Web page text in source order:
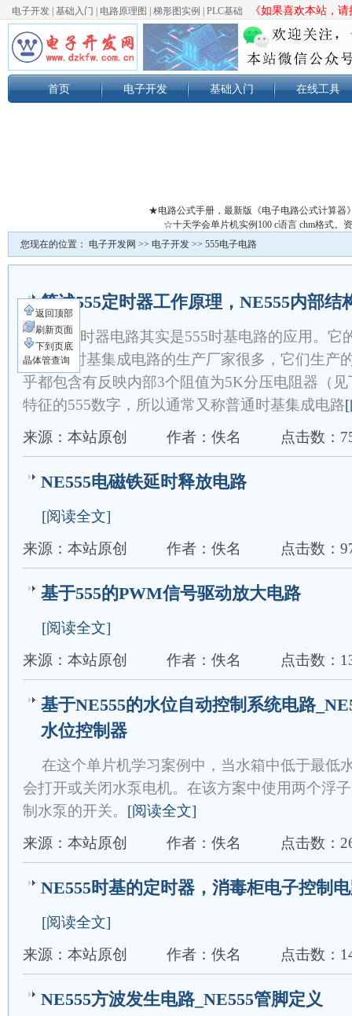
电子开发 基础入门 电路原理图 梯形图实例 PLC基础 《如果喜欢本站，
首页 电子开发 基础入门 在线工具
★电路公式手册，最新版《电子电路公式计算器
☆十天学会单片机实例100 c语言 chm格式。
您现在的位置： 电子开发网 >> 电子开发 >> 555电子电路
简述555定时器工作原理，NE555内部结
555定时器电路其实是555时基电路的应用。它
路 由于时基集成电路的生产厂家很多，它们生产
乎都包含有反映内部3个阻值为5K分压电阻器（
特征的555数字，所以通常又称普通时基集成电路
来源：本站原创
作者：佚名 点击数：
NE555电磁铁延时释放电路
[阅读全文]
来源：本站原创
作者：佚名 点击数：
基于555的PWM信号驱动放大电路
[阅读全文]
来源：本站原创
作者：佚名 点击数：
基于NE555的水位自动控制系统电路
水位控制器
在这个单片机学习案例中，当水箱中低于最低
会打开或关闭水泵电机。在该方案中使用两个浮
制水泵的开关。 [阅读全文]
来源：本站原创
作者：佚名 点击数：
NE555时基的定时器，消毒柜电子控制
[阅读全文]
来源：本站原创
作者：佚名 点击数：
NE555方波发生电路_NE555管脚定义
返回顶部
刷新页面
下到页底
晶体管查询